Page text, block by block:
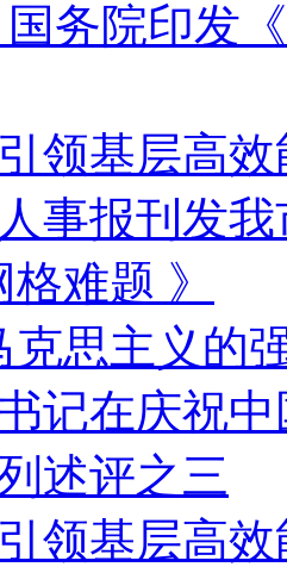
务院印发
领基层高
事报刊发
难题 》
克思主义
记在庆祝
述评之三
领基层高